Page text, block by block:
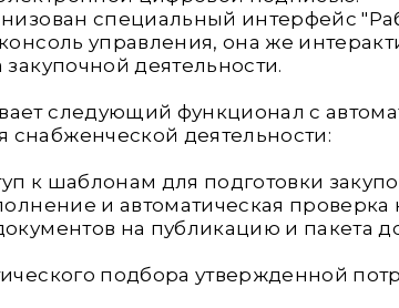
специальный интерфейс
управления, она же
деятельности.
следующий функционал с
деятельности:
к шаблонам для подготовки
и автоматическая проверка
на публикацию и пакета
подбора утвержденной